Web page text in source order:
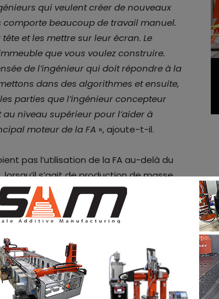
qui veulent créer de nouveaux
comporte beaucoup de travail manuel.
et les mettre sur leur écran. Le
que vous voulez construire.
de l’ingénieur qui doit répondre à la
dans des algorithmes et ensuite,
parties que l’ingénieur concepteur
niveau supérieur pour l’aider à
moteur de la FA », ajoute-t-il.
pas l’utilisation de la FA au-delà du
s’agit de production de masse,
L’équipe
d’Hyperganicveut
particulier pour les pièces les plus
Kayser, ce type de pièces est
n’a pas seulement du sens en termes
la production de masse».